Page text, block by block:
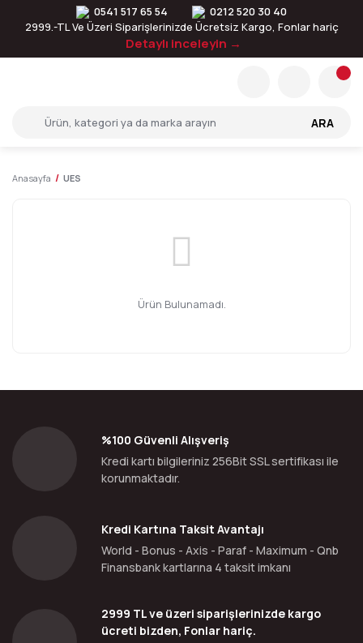
0541 517 65 54
0212 520 30 40
2999.-TL Ve Üzeri Siparişlerinizde Ücretsiz Kargo, Fonlar hariç
Detaylı inceleyin →
ARA
Anasayfa UES
Ürün Bulunamadı.
%100 Güvenli Alışveriş
Kredi kartı bilgileriniz 256Bit SSL sertifikası ile
korunmaktadır.
Kredi Kartına Taksit Avantajı
World - Bonus - Axis - Paraf - Maximum - Qnb
Finansbank kartlarına 4 taksit imkanı
2999 TL ve üzeri siparişlerinizde kargo
ücreti bizden, Fonlar hariç.